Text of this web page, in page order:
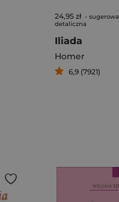
24,95 zł -
detaliczna
Iliada
Homer
6,9 (7921)